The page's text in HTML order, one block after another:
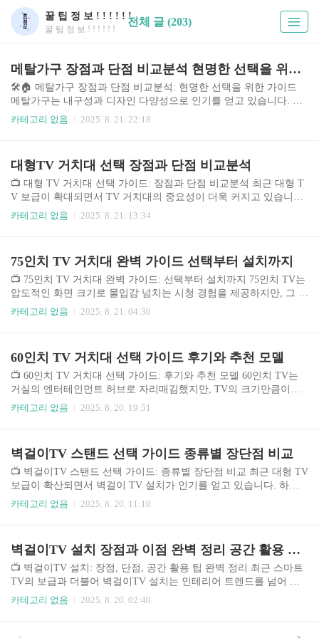
꿀 팁 정 보 ! ! ! ! ! !
꿀 팁 정 보 ! ! ! ! ! !
전체 글 (203)
메탈가구 장점과 단점 비교분석 현명한 선택을 위한 가이드
🛠️🏠 메탈가구 장점과 단점 비교분석: 현명한 선택을 위한 가이드
메탈가구는 내구성과 디자인 다양성으로 인기를 얻고 있습니다. 하
지만 소재 특성상 장점과 단점이 공존하며, 소비자의 선택에 어려움
운 디자인의 의자, 침대까지 그 종류가 다양해졌습니다. 이러한 상황
에서 소비자는 자신의 라이프스타일과 공간에 맞는 최적의 메탈가
구를 선택하기 위해 각 제품의 특징과 장단점을 꼼꼼히 비교 분석해
야 합니다. 본 가이드는 메탈가구 선택에 대한 실질적인 도움을 제공
하고자 합니다. ..
카테고리 없음 2025. 8. 21. 22:18
대형TV 거치대 선택 장점과 단점 비교분석
📺 대형 TV 거치대 선택 가이드: 장점과 단점 비교분석 최근 대형 T
V 보급이 확대되면서 TV 거치대의 중요성이 더욱 커지고 있습니다.
단순히 TV를 지지하는 기능을 넘어, 공간 활용 및 인테리어 효과까
중 어떤 제품을 선택해야 할지 고민하는 소비자들이 많습니다. 이 가
이드에서는 주요 TV 거치대 종류를 비교 분석하여 최적의 선택을
돕고자 합니다. 특히, 소비자 후기와 전문가 의견을 종합하여 객관적
인 정보를 제공하고자 노력했습니다. 최근 몇 년 동안 8K TV, OLED
TV 등 고해..
카테고리 없음 2025. 8. 21. 13:34
75인치 TV 거치대 완벽 가이드 선택부터 설치까지
📺 75인치 TV 거치대 완벽 가이드: 선택부터 설치까지 75인치 TV는
압도적인 화면 크기로 몰입감 넘치는 시청 경험을 제공하지만, 그 무
게와 크기 때문에 설치와 거치에 대한 고민이 뒤따릅니다. 본 가이드
있습니다. 하지만 다양한 제품 중 나에게 맞는 최적의 거치대를 선택
하는 것은 쉽지 않습니다. 본 가이드를 통해 제품 비교, 설치 방법,
주의 사항 등을 꼼꼼히 확인하여 최상의 시청 환경을 구축하시길 바
랍니다. 🤔 주제의 중요성 75인치 TV..
카테고리 없음 2025. 8. 21. 04:30
60인치 TV 거치대 선택 가이드 후기와 추천 모델
📺 60인치 TV 거치대 선택 가이드: 후기와 추천 모델 60인치 TV는
거실의 엔터테인먼트 허브로 자리매김했지만, TV의 크기만큼이나
중요한 것이 바로 거치대 선택입니다. 잘못된 거치대 선택은 TV 시
0인치 TV에 적합한 거치대 선택을 위한 종합적인 정보를 제공하여
여러분의 현명한 구매를 돕고자 합니다. 벽걸이형, 스탠드형, 그리고
특수 기능을 가진 거치대 등 다양한 유형을 분석하고, 실제 사용자
후기와 전문가 의견을 바탕으로 최적의 선택을 제시하겠습니다. 시
장 트렌드 분석과 함..
카테고리 없음 2025. 8. 20. 19:51
벽걸이TV 스탠드 선택 가이드 종류별 장단점 비교
📺 벽걸이TV 스탠드 선택 가이드: 종류별 장단점 비교 최근 대형 TV
보급이 확산되면서 벽걸이 TV 설치가 인기를 얻고 있습니다. 하지
만 벽걸이 설치는 TV 손상 위험과 미관상의 문제를 야기할 수 있습
들이 판매되고 있으며, 가격 또한 천차만별입니다. 본 가이드는 소비
자들이 자신에게 맞는 최적의 벽걸이TV 스탠드를 선택할 수 있도록
다양한 제품들을 비교 분석하고 선택 기준을 제시합니다. 특히, 최근
인기있는 **삼성**, **LG**, **IKEA** 등의 브랜드 제품들을 중심
으로..
카테고리 없음 2025. 8. 20. 11:10
벽걸이TV 설치 장점과 이점 완벽 정리 공간 활용 팁까지
📺 벽걸이TV 설치: 장점, 단점, 공간 활용 팁 완벽 정리 최근 스마트
TV의 보급과 더불어 벽걸이TV 설치는 인테리어 트렌드를 넘어 필
수적인 선택으로 자리 잡았습니다. TV의 크기가 커지고 디자인도
서는 공간 절약을 위한 효과적인 방법으로 인식되고 있으며, 다양한
카테고리 없음 2025. 8. 20. 02:40